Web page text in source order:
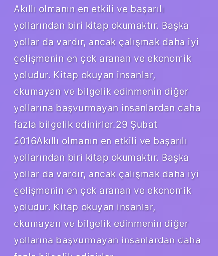
Akıllı olmanın en etkili ve başarılı
yollarından biri kitap okumaktır. Başka
yollar da vardır, ancak çalışmak daha iyi
gelişmenin en çok aranan ve ekonomik
yoludur. Kitap okuyan insanlar,
okumayan ve bilgelik edinmenin diğer
yollarına başvurmayan insanlardan daha
fazla bilgelik edinirler.29 Şubat
2016Akıllı olmanın en etkili ve başarılı
yollarından biri kitap okumaktır. Başka
yollar da vardır, ancak çalışmak daha iyi
gelişmenin en çok aranan ve ekonomik
yoludur. Kitap okuyan insanlar,
okumayan ve bilgelik edinmenin diğer
yollarına başvurmayan insanlardan daha